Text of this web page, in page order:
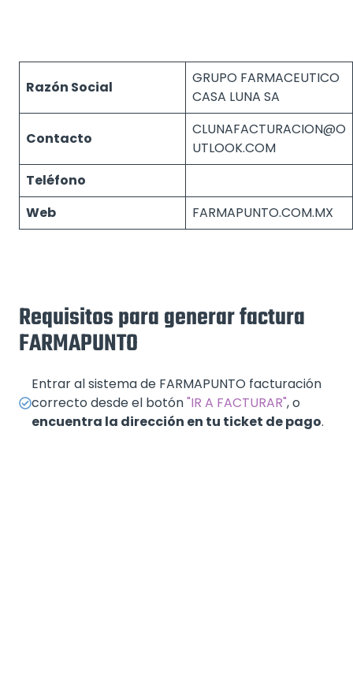
Razón Social
GRUPO FARMACEUTICO
CASA LUNA SA
Contacto
CLUNAFACTURACION@O
UTLOOK.COM
Teléfono
Web
FARMAPUNTO.COM.MX
Requisitos para generar factura
FARMAPUNTO
Entrar al sistema de FARMAPUNTO facturación
correcto desde el botón"IR A FACTURAR", o
encuentra la dirección en tu ticket de pago.